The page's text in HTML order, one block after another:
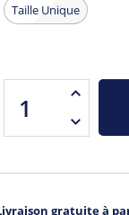
Taille Unique
gratuite à